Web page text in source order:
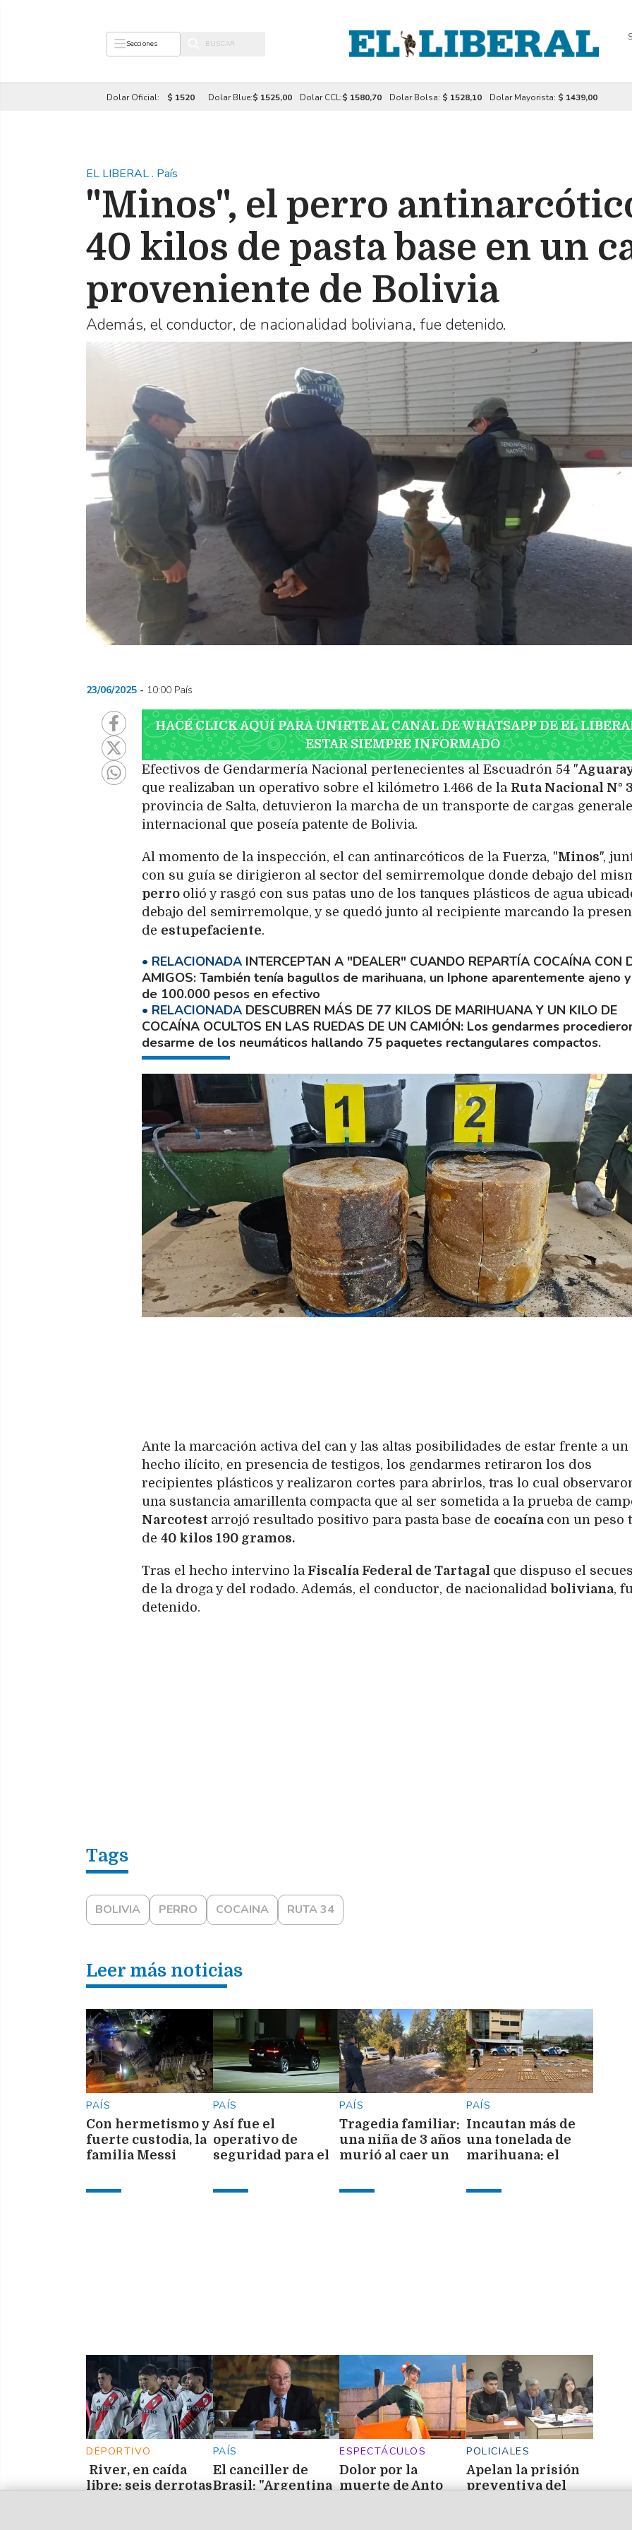
Secciones
Dolar Oficial: $ 1520 Dolar Blue:$ 1525,00 Dolar CCL:$ 1580,70 Dolar Bolsa: $ 1528,10 Dolar Mayorista: $ 1439,00
EL LIBERAL. País
"Minos", el perro
40 kilos de pasta base en un
proveniente de Bolivia
Además, el conductor, de nacionalidad boliviana, fue detenido.
23/06/2025 10:00 País
HACÉ CLICK AQUÍ PARA UNIRTE AL CANAL DE WHATSAPP DE EL
ESTAR SIEMPRE INFORMADO
Efectivos de Gendarmería Nacional pertenecientes al Escuadrón 54 "
que realizaban un operativo sobre el kilómetro 1.466 de la Ruta Nacional N°
provincia de Salta, detuvieron la marcha de un transporte de cargas
internacional que poseía patente de Bolivia.
Al momento de la inspección, el can antinarcóticos de la Fuerza, "Minos",
con su guía se dirigieron al sector del semirremolque donde debajo del
perro olió y rasgó con sus patas uno de los tanques plásticos de agua
debajo del semirremolque, y se quedó junto al recipiente marcando la
de estupefaciente.
INTERCEPTAN A "DEALER" CUANDO REPARTÍA COCAÍNA CON
AMIGOS También tenía bagullos de marihuana, un Iphone aparentemente ajeno
de 100.000 pesos en efectivo
DESCUBREN MÁS DE 77 KILOS DE MARIHUANA Y UN KILO DE
COCAÍNA OCULTOS EN LAS RUEDAS DE UN CAMIÓN Los gendarmes
desarme de los neumáticos hallando 75 paquetes rectangulares compactos.
Ante la marcación activa del can y las altas posibilidades de estar frente a un
hecho ilícito, en presencia de testigos, los gendarmes retiraron los dos
recipientes plásticos y realizaron cortes para abrirlos, tras lo cual
una sustancia amarillenta compacta que al ser sometida a la prueba de
Narcotest arrojó resultado positivo para pasta base de cocaína con un peso
de 40 kilos 190 gramos.
Tras el hecho intervino la Fiscalía Federal de Tartagal que dispuso el
de la droga y del rodado. Además, el conductor, de nacionalidadboliviana,
detenido.
BOLIVIA PERRO COCAINA RUTA 34
Leer más noticias
PAÍS
Con hermetismo y
fuerte custodia, la
familia Messi
PAÍS
Así fue el
operativo de
seguridad para el
Messi a la
PAÍS
Tragedia familiar:
una niña de 3 años
murió al caer un
PAÍS
Incautan más de
una tonelada de
marihuana: el
más de $3.300
DEPORTIVO
River, en caída
libre: seis derrotas
PAÍS
El canciller de
Brasil: "Argentina
ESPECTÁCULOS
Dolor por la
muerte de Anto
POLICIALES
Apelan la prisión
preventiva del